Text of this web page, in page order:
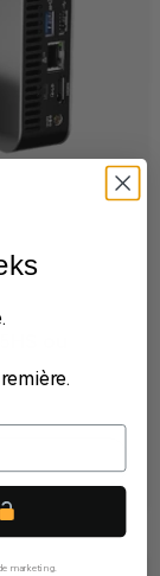
ou
marketing.